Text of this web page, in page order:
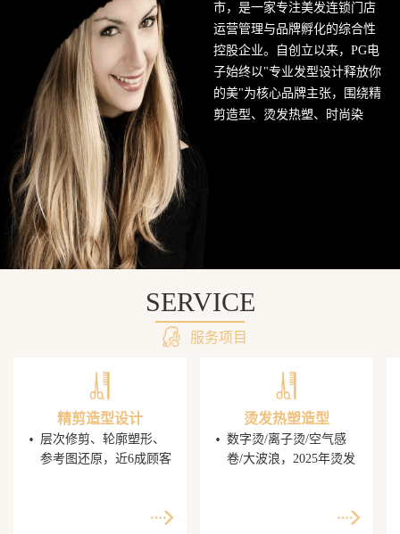
方
网
站
市，是一家专注美发连锁门店
运营管理与品牌孵化的综合性
控股企业。自创立以来，PG电
子始终以"专业发型设计释放你
的美"为核心品牌主张，围绕精
剪造型、烫发热塑、时尚染
SERVICE
服务项目
精剪造型设计
· 层次修剪、轮廓塑形、
参考图还原，近6成顾客
烫发热塑造型
· 数字烫/离子烫/空气感
卷/大波浪，2025年烫发
世代最爱分享的发型设